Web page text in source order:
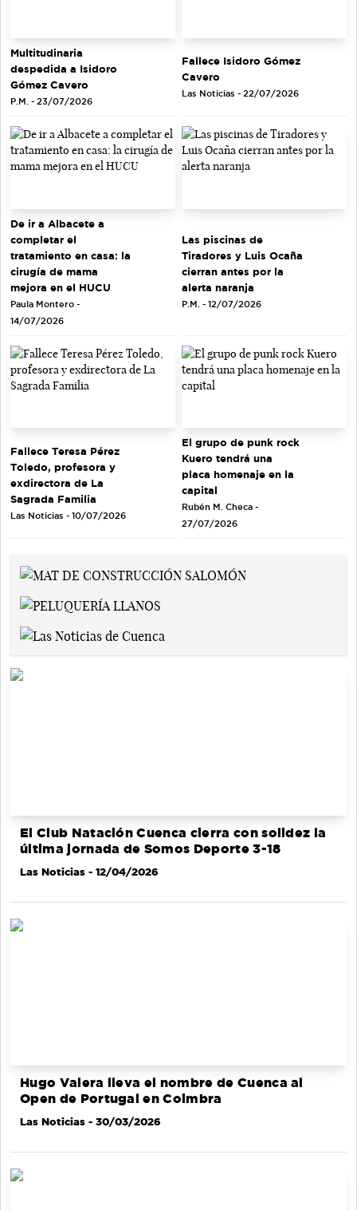
Multitudinaria
despedida a Isidoro
Gómez Cavero
P.M. - 23/07/2026
Fallece Isidoro Gómez
Cavero
Las Noticias - 22/07/2026
De ir a Albacete a
completar el
tratamiento en casa: la
cirugía de mama
mejora en el HUCU
Paula Montero -
14/07/2026
Las piscinas de
Tiradores y Luis Ocaña
cierran antes por la
alerta naranja
P.M. - 12/07/2026
Fallece Teresa Pérez
Toledo, profesora y
exdirectora de La
Sagrada Familia
Las Noticias - 10/07/2026
El grupo de punk rock
Kuero tendrá una
placa homenaje en la
capital
Rubén M. Checa -
27/07/2026
El Club Natación Cuenca cierra con solidez la
última jornada de Somos Deporte 3-18
Las Noticias - 12/04/2026
Hugo Valera lleva el nombre de Cuenca al
Open de Portugal en Coimbra
Las Noticias - 30/03/2026